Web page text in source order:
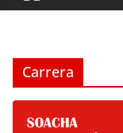
Carrera